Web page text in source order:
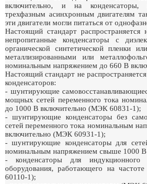
включительно, и на конденсаторы,
трехфазным асинхронным двигателям
эти двигатели могли питаться от
Настоящий стандарт распространяется
непропитанные конденсаторы с
органической синтетической пленки
металлизированными или
номинальным напряжением до 660 В
Настоящий стандарт не
конденсаторов:
- шунтирующие
мощных сетей переменного тока
до 1000 В включительно (МЭК 60831-1);
- шунтирующие конденсаторы без
сетей переменного тока номинальным
включительно (МЭК 60931-1);
- шунтирующие конденсаторы для
номинальным напряжением свыше 1000
- конденсаторы для индукционного
оборудования, работающего на
60110-1);